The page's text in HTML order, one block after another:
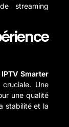
streaming
Smarter
Une
une qualité
stabilité et la